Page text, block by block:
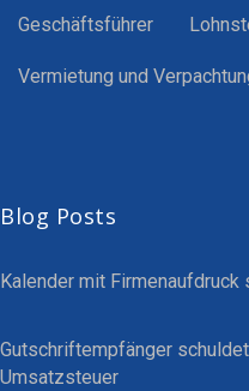
Geschäftsführer
Vermietung und
Blog Posts
Kalender mit Firmenaufdruck
Gutschriftempfänger
Umsatzsteuer